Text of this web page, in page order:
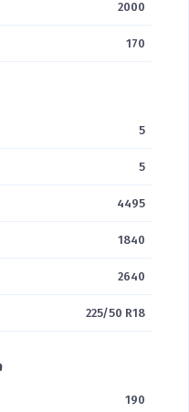
2000
170
5
5
4495
1840
2640
225/50 R18
190